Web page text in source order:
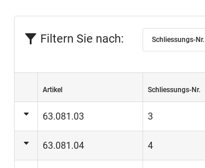
Filtern Sie nach: Schliessungs-Nr.
Artikel Schliessungs-Nr.
63.081.03 3
63.081.04 4